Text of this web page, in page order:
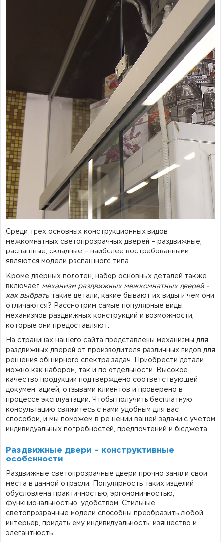
Фурнитура для душевых ограждений (распашная серия)
Двери межкомнатные цельностеклянные
Среди трех основных конструкционных видов
межкомнатных светопрозрачных дверей – раздвижные,
распашные, складные – наиболее востребованными
являются модели распашного типа.
Кроме дверных полотен, набор основных деталей также
включает механизм раздвижных межкомнатных дверей -
как выбрать такие детали, какие бывают их виды и чем они
отличаются? Рассмотрим самые популярные виды
механизмов раздвижных конструкций и возможности,
которые они предоставляют.
На страницах нашего сайта представлены механизмы для
раздвижных дверей от производителя различных видов для
решения обширного спектра задач. Приобрести детали
можно как набором, так и по отдельности. Высокое
качество продукции подтверждено соответствующей
документацией, отзывами клиентов и проверено в
процессе эксплуатации. Чтобы получить бесплатную
консультацию свяжитесь с нами удобным для вас
способом, и мы поможем в решении вашей задачи с учетом
индивидуальных потребностей, предпочтений и бюджета.
Раздвижные двери – конструктивные
особенности
Раздвижные светопрозрачные двери прочно заняли свои
места в данной отрасли. Популярность таких изделий
обусловлена практичностью, эргономичностью,
функциональностью, удобством. Стильные
светопрозрачные модели способны преобразить любой
интерьер, придать ему индивидуальность, изящество и
элегантность.